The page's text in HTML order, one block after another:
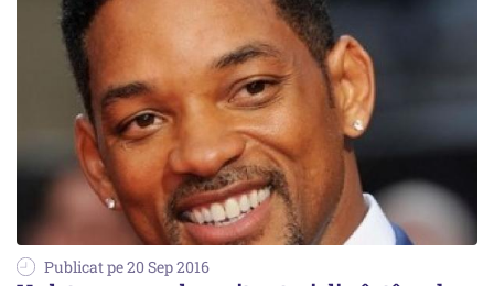
Publicat pe 20 Sep 2016